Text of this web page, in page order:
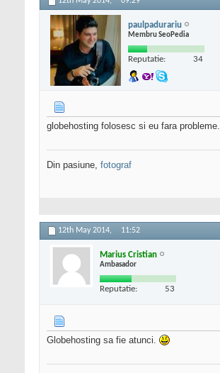
paulpadurariu
Membru SeoPedia
Reputatie: 34
globehosting folosesc si eu fara probleme.
Din pasiune, fotograf
12th May 2014, 11:52
Marius Cristian
Ambasador
Reputatie: 53
Globehosting sa fie atunci.